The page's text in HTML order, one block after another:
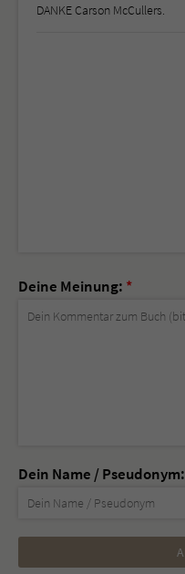
DANKE Carson McCullers.
Deine Meinung: *
Dein Name / Pseudonym:
Nicht
ausfüllen!